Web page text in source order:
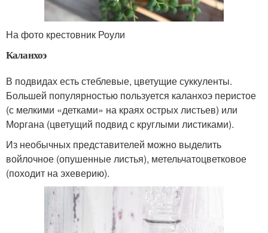
На фото крестовник Роули
Каланхоэ
В подвидах есть стеблевые, цветущие суккуленты.
Большей популярностью пользуется каланхоэ перистое
(с мелкими «детками» на краях острых листьев) или
Моргана (цветущий подвид с круглыми листиками).
Из необычных представителей можно выделить
войлочное (опушенные листья), метельчатоцветковое
(походит на эхеверию).